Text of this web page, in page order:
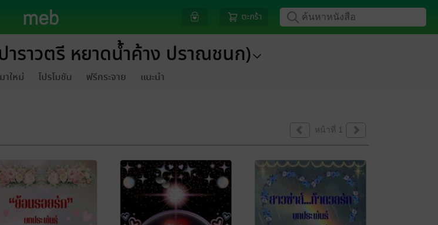
ตะกร้า
ราวตรี หยาดน้ำค้าง ปราณชนก)
มาใหม่ โปรโมชัน ฟรีกระจาย แนะนำ
หน้าที่ 1